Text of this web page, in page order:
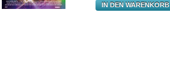
IN DEN WARENKORB